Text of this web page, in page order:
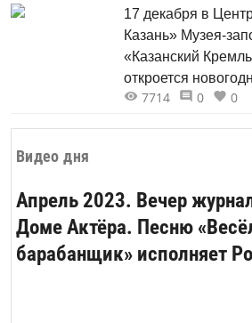
Видео дня
Апрель 2023. Вечер
Доме Актёра. Песню
барабанщик» исполняет
17 декабря в
Казань» Музея-
«Казанский
откроется
посвященная
7714 0 0